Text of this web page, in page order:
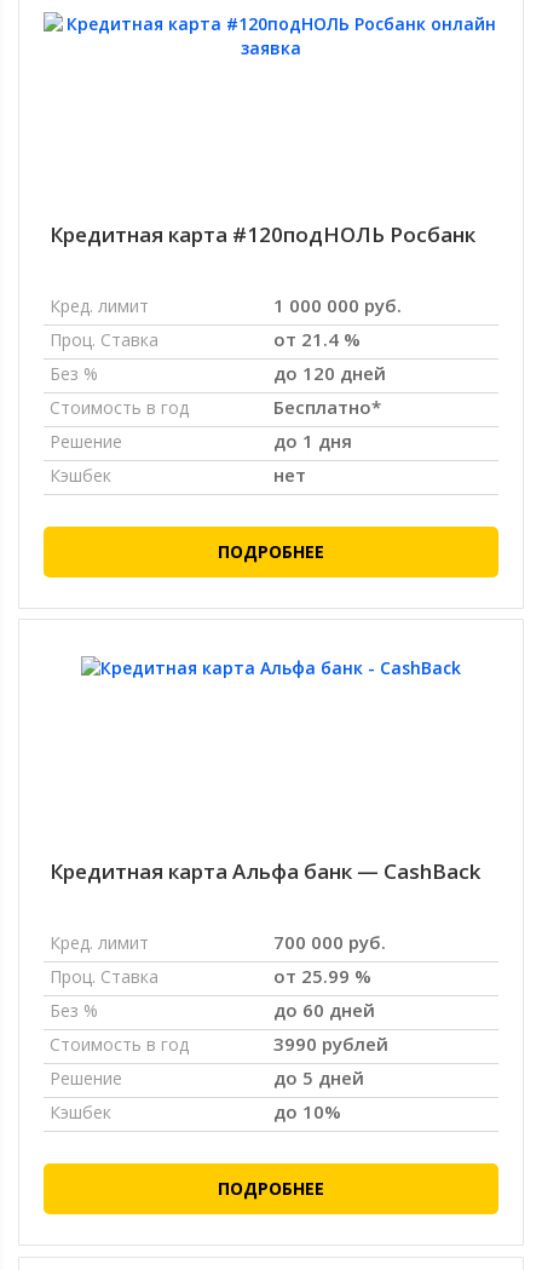
Кредитная карта #120подНОЛЬ Росбанк
Кред. лимит 1 000 000 руб.
Проц. Ставка от 21.4 %
Без % до 120 дней
Стоимость в год Бесплатно*
Решение до 1 дня
Кэшбек нет
ПОДРОБНЕЕ
Кредитная карта Альфа банк — CashBack
Кред. лимит 700 000 руб.
Проц. Ставка от 25.99 %
Без % до 60 дней
Стоимость в год 3990 рублей
Решение до 5 дней
Кэшбек до 10%
ПОДРОБНЕЕ